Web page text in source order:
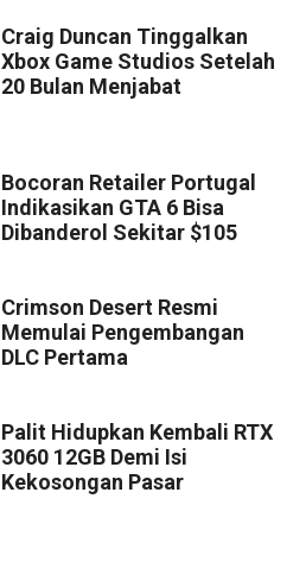
Craig Duncan Tinggalkan
Xbox Game Studios Setelah
20 Bulan Menjabat
Bocoran Retailer Portugal
Indikasikan GTA 6 Bisa
Dibanderol Sekitar $105
Crimson Desert Resmi
Memulai Pengembangan
DLC Pertama
Palit Hidupkan Kembali RTX
3060 12GB Demi Isi
Kekosongan Pasar